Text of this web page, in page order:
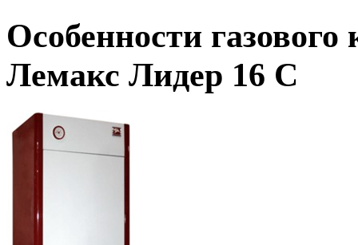
Особенности газового
Лемакс Лидер 16 С